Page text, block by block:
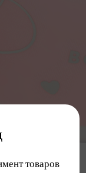
товаров